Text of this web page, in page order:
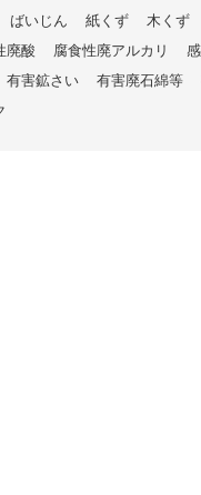
ばいじん 紙くず 木くず
廃酸 腐食性廃アルカリ
有害鉱さい 有害廃石綿等